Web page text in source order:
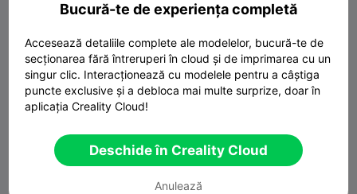
Bucură-te de experiența completă
Accesează detaliile complete ale modelelor, bucură-te de
secționarea fără întreruperi în cloud și de imprimarea cu un
singur clic. Interacționează cu modelele pentru a câștiga
puncte exclusive și a debloca mai multe surprize, doar în
aplicația Creality Cloud!
Deschide în Creality Cloud
Anulează